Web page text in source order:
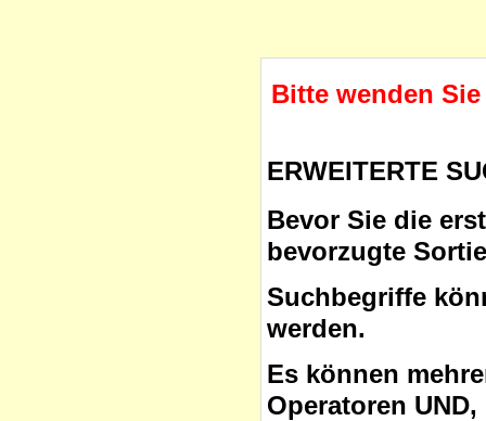
Bitte wenden
ERWEITERTE
Bevor Sie die
bevorzugte
Suchbegriffe
werden.
Es können
Operatoren